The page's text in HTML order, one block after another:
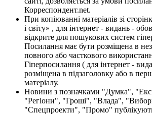
Корреспондент.net.
При копіюванні матеріалів зі
і світу» , для інтернет - видань -
відкрите для пошукових систем
Посилання має бути розміщена в
повного або часткового
Гіперпосилання ( для інтернет -
розміщена в підзаголовку або в
матеріалу.
Новини з позначками "Думка",
"Регіони", "Гроші", "Влада",
"Спецпроекти", "Промо"